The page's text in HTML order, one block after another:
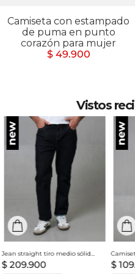
Camiseta con estampado
de puma en punto
corazón para mujer
$ 49.900
Vistos
Jean straight tiro medio sólido para hombre
$ 209.900 $ 109